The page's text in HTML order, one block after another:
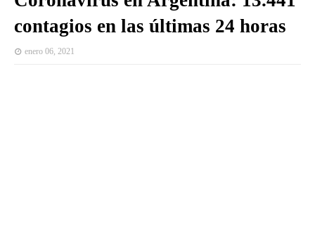
contagios en las últimas 24 horas
enero 06, 2021